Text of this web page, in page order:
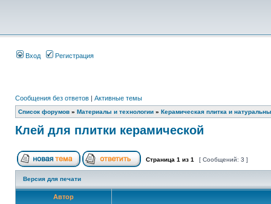
Вход Регистрация
Сообщения без ответов | Активные темы
Список форумов » Материалы и технологии » Керамическая плитка и
Клей для плитки керамической
Страница 1 из 1 [ Сообщений: 3 ]
Версия для печати
Автор